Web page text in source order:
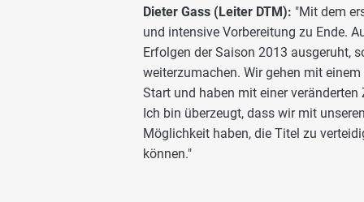
Dieter Gass (Leiter DTM): "Mit dem
und intensive Vorbereitung zu Ende.
Erfolgen der Saison 2013 ausgeruht,
weiterzumachen. Wir gehen mit
Start und haben mit einer
Ich bin überzeugt, dass wir mit
Möglichkeit haben, die Titel zu
können."